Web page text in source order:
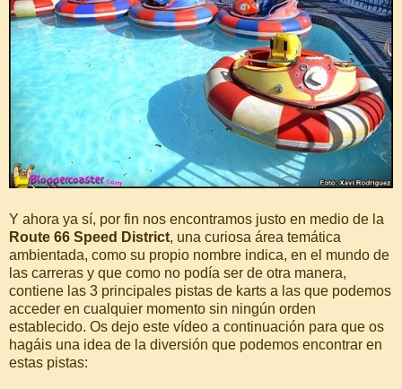
Y ahora ya sí, por fin nos encontramos justo en medio de la
Route 66 Speed District, una curiosa área temática
ambientada, como su propio nombre indica, en el mundo de
las carreras y que como no podía ser de otra manera,
contiene las 3 principales pistas de karts a las que podemos
acceder en cualquier momento sin ningún orden
establecido. Os dejo este vídeo a continuación para que os
hagáis una idea de la diversión que podemos encontrar en
estas pistas: